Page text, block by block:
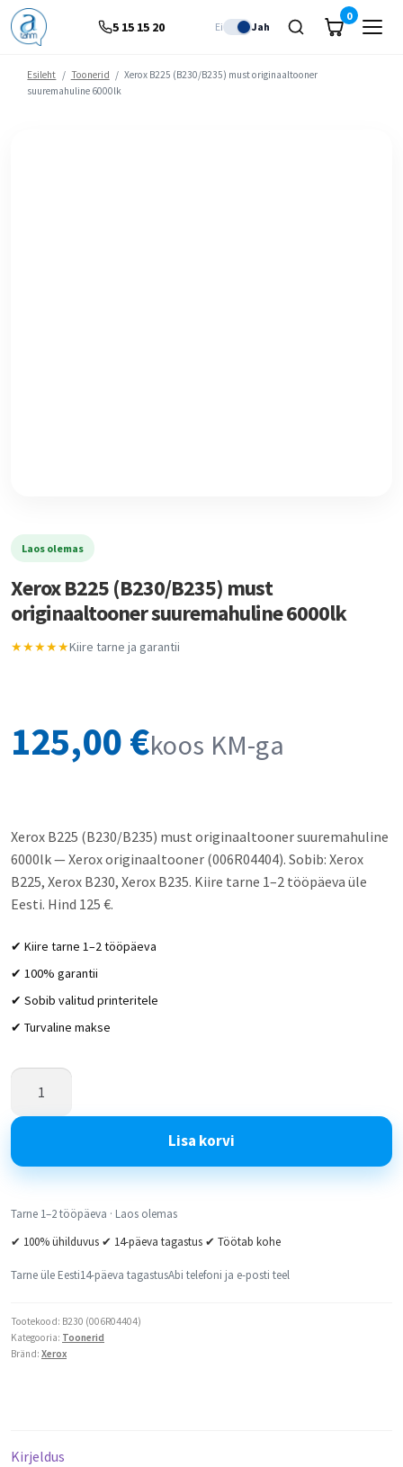
5 15 15 20 Ei Jah
0
Esileht / Toonerid / Xerox B225 (B230/B235) must originaaltooner
suuremahuline 6000lk
Laos olemas
Xerox B225 (B230/B235) must
originaaltooner suuremahuline 6000lk
★★★★★Kiire tarne ja garantii
125,00€koos KM-ga
Xerox B225 (B230/B235) must originaaltooner suuremahuline
6000lk — Xerox originaaltooner (006R04404). Sobib: Xerox
B225, Xerox B230, Xerox B235. Kiire tarne 1–2 tööpäeva üle
Eesti. Hind 125 €.
✔ Kiire tarne 1–2 tööpäeva
✔ 100% garantii
✔ Sobib valitud printeritele
✔ Turvaline makse
Lisa korvi
Tarne 1–2 tööpäeva · Laos olemas
✔ 100% ühilduvus ✔ 14-päeva tagastus ✔ Töötab kohe
Tarne üle Eesti14-päeva tagastusAbi telefoni ja e-posti teel
Tootekood: B230 (006R04404)
Kategooria: Toonerid
Bränd: Xerox
Kirjeldus